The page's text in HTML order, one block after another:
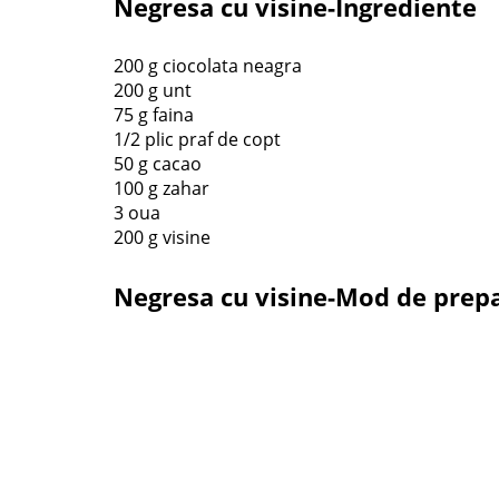
Negresa cu visine-Ingrediente
200 g ciocolata neagra
200 g unt
75 g faina
1/2 plic praf de copt
50 g cacao
100 g zahar
3 oua
200 g visine
Negresa cu visine-Mod de